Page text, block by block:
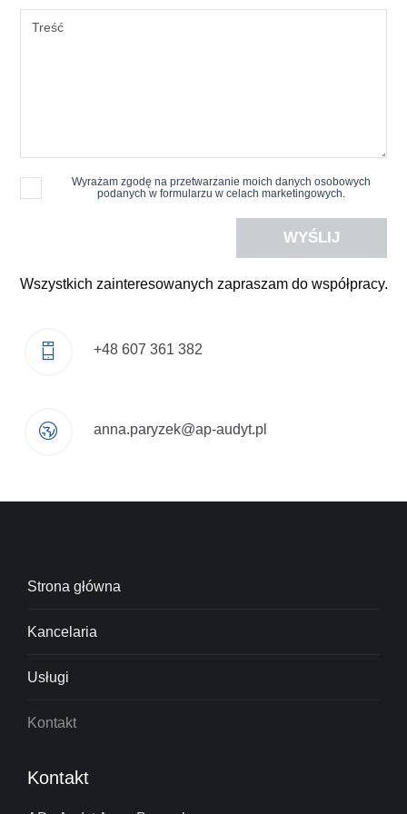
Wyrażam zgodę na przetwarzanie moich danych osobowych
podanych w formularzu w celach marketingowych.
Wszystkich zainteresowanych zapraszam do współpracy.
+48 607 361 382
anna.paryzek@ap-audyt.pl
Strona główna
Kancelaria
Usługi
Kontakt
Kontakt